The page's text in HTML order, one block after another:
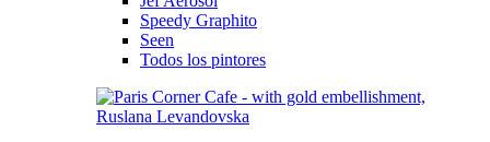
Speedy Graphito
Seen
Todos los pintores